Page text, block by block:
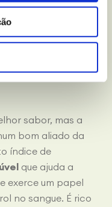
está relacionada
redução da
que o seu uso
para fazer pão
sabor, mas a
bom aliado da
índice de
que ajuda a
exerce um papel
no sangue. É rico